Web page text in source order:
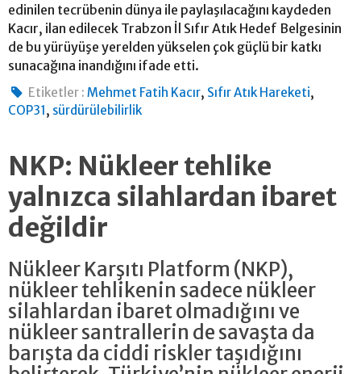
edinilen tecrübenin dünya ile paylaşılacağını kaydeden
Kacır, ilan edilecek Trabzon İl Sıfır Atık Hedef Belgesinin
de bu yürüyüşe yerelden yükselen çok güçlü bir katkı
sunacağına inandığını ifade etti.
Etiketler : Mehmet Fatih Kacır, Sıfır Atık Hareketi,
COP31, sürdürülebilirlik
NKP: Nükleer tehlike
yalnızca silahlardan ibaret
değildir
Nükleer Karşıtı Platform (NKP),
nükleer tehlikenin sadece nükleer
silahlardan ibaret olmadığını ve
nükleer santrallerin de savaşta da
barışta da ciddi riskler taşıdığını